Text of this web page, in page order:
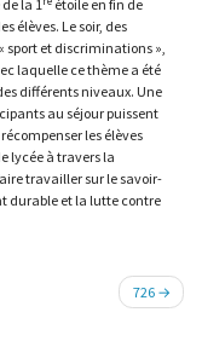
la 1
étoile en fin de
élèves. Le soir, des
et discriminations »,
laquelle ce thème a été
différents niveaux. Une
au séjour puissent
les élèves
lycée à travers la
travailler sur le savoir-
durable et la lutte contre
726